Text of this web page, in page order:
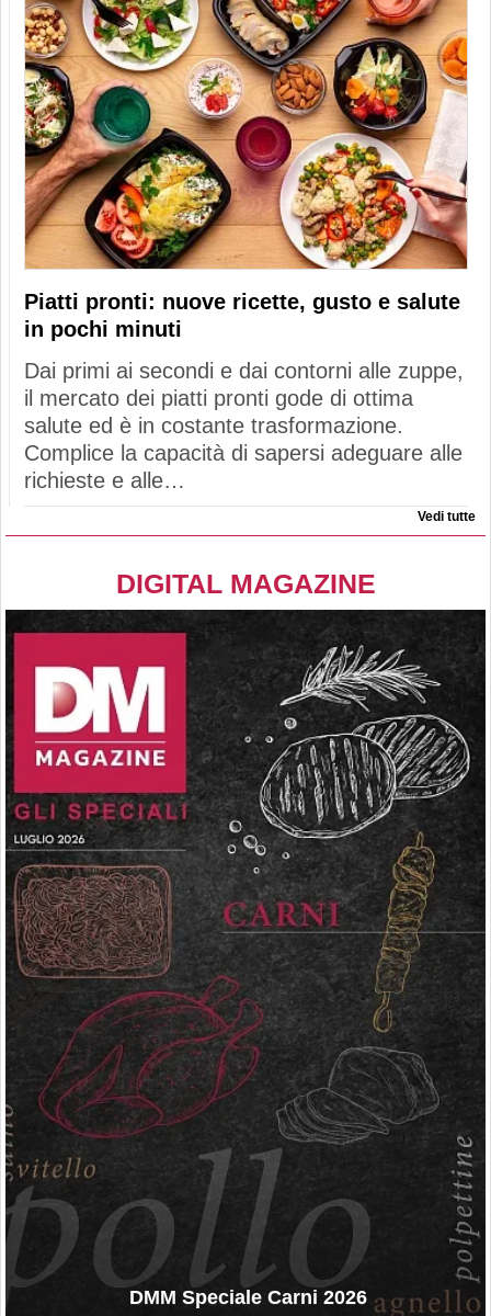
Piatti pronti: nuove ricette, gusto e salute
in pochi minuti
Dai primi ai secondi e dai contorni alle zuppe,
il mercato dei piatti pronti gode di ottima
salute ed è in costante trasformazione.
Complice la capacità di sapersi adeguare alle
richieste e alle…
Vedi tutte
DIGITAL MAGAZINE
DMM Speciale Carni 2026